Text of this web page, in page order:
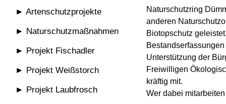
Naturschutzring
anderen
Biotopschutz
Unterstützung der
Freiwilligen
kräftig mit.
Wer dabei
► Artenschutzprojekte
► Naturschutzmaßnahmen
► Projekt Fischadler
► Projekt Weißstorch
► Projekt Laubfrosch